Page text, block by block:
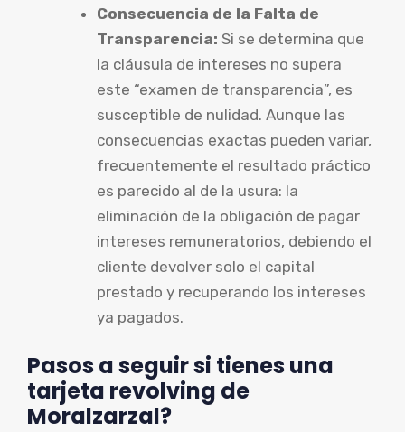
Consecuencia de la Falta de
Transparencia: Si se determina que
la cláusula de intereses no supera
este “examen de transparencia”, es
susceptible de nulidad. Aunque las
consecuencias exactas pueden variar,
frecuentemente el resultado práctico
es parecido al de la usura: la
eliminación de la obligación de pagar
intereses remuneratorios, debiendo el
cliente devolver solo el capital
prestado y recuperando los intereses
ya pagados.
Pasos a seguir si tienes una
tarjeta revolving de
Moralzarzal?